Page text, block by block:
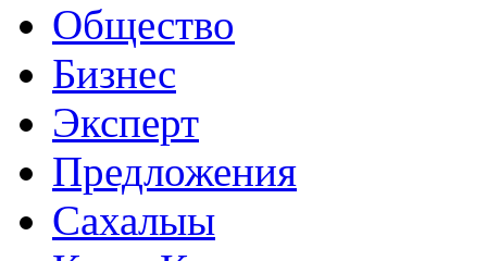
Общество
Бизнес
Эксперт
Предложения
Сахалыы